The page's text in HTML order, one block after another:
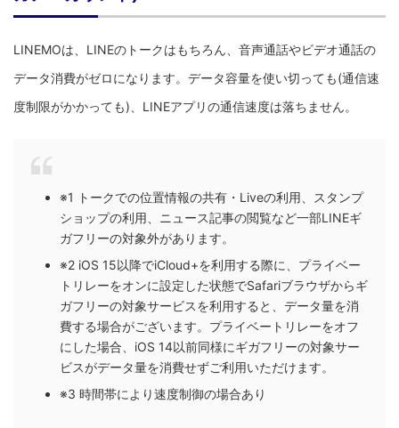
LINEMOは、LINEのトークはもちろん、音声通話やビデオ通話の
データ消費がゼロになります。データ容量を使い切っても(通信速
度制限がかかっても)、LINEアプリの通信速度は落ちません。
※1 トークでの位置情報の共有・Liveの利用、スタンプ
ショップの利用、ニュース記事の閲覧など一部LINEギ
ガフリーの対象外があります。
※2 iOS 15以降でiCloud+を利用する際に、プライベー
トリレーをオンに設定した状態でSafariブラウザからギ
ガフリーの対象サービスを利用すると、データ量を消
費する場合がございます。プライベートリレーをオフ
にした場合、iOS 14以前同様にギガフリーの対象サー
ビスがデータ量を消費せずご利用いただけます。
※3 時間帯により速度制御の場合あり